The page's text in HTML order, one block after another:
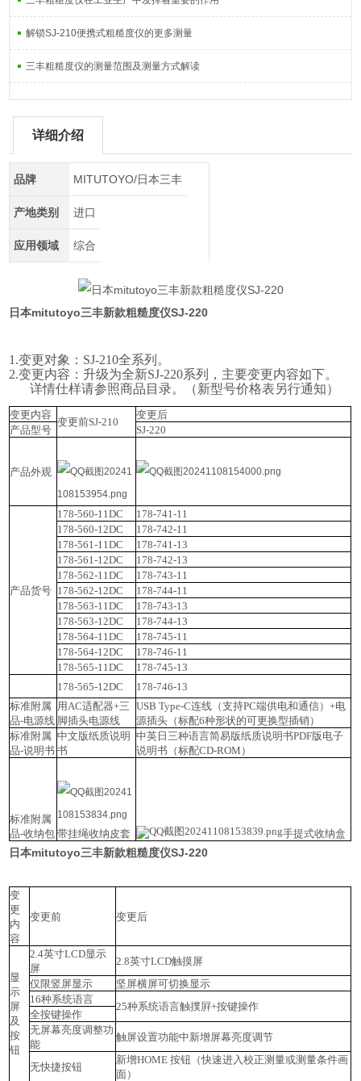
解锁SJ-210便携式粗糙度仪的更多测量
三丰粗糙度仪的测量范围及测量方式解读
详细介绍
品牌 MITUTOYO/日本三丰
产地类别 进口
应用领域 综合
日本mitutoyo三丰新款粗糙度仪SJ-220
1.变更对象：SJ-210全系列。
2.变更内容：升级为全新SJ-220系列，主要变更内容如下。
详情仕样请参照商品目录。（新型号价格表另行通知）
变更内容
变更前SJ-210
变更后
产品型号
SJ-220
产品外观
产品货号
178-560-11DC
178-741-11
178-560-12DC
178-742-11
178-561-11DC
178-741-13
178-561-12DC
178-742-13
178-562-11DC
178-743-11
178-562-12DC
178-744-11
178-563-11DC
178-743-13
178-563-12DC
178-744-13
178-564-11DC
178-745-11
178-564-12DC
178-746-11
178-565-11DC
178-745-13
178-565-12DC
178-746-13
标准附属
品-电源线
用AC适配器+三
脚插头电源线
USB Type-C连线（支持PC端供电和通信）+电
源插头（标配6种形状的可更换型插销）
标准附属
品-说明书
中文版纸质说明
书
中英日三种语言简易版纸质说明书PDF版电子
说明书（标配CD-ROM）
标准附属
品-收纳包 带挂绳收纳皮套 手提式收纳盒
日本mitutoyo三丰新款粗糙度仪SJ-220
变
更
内
容
变更前 变更后
显
示
屏
及
按
钮
2.4英寸LCD显示
屏
2.8英寸LCD触摸屏
仅限竖屏显示
坚屏横屏可切换显示
16种系统语言
25种系统语言触撲屛+按键操作
全按键操作
无屏幕亮度调整功
能
触屏设置功能中新增屏幕亮度调节
无快捷按钮
新增HOME 按钮 （快速进入校正测量或测量条件画
面）